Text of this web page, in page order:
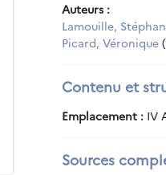
Auteurs :
Lamouille,
Picard, Véronique
Contenu et
Emplacement : IV
Sources